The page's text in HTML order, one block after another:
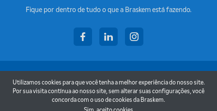
Fique por dentro de tudo o que a Braskem está fazendo.
facebooklinkedininstagram
Termos de uso
Política de privacidade
Utilizamos cookies para que você tenha a melhor experiência do nosso site.
Por sua visita contínua ao nosso site, sem alterar suas configurações, você
concorda com o uso de cookies da Braskem.